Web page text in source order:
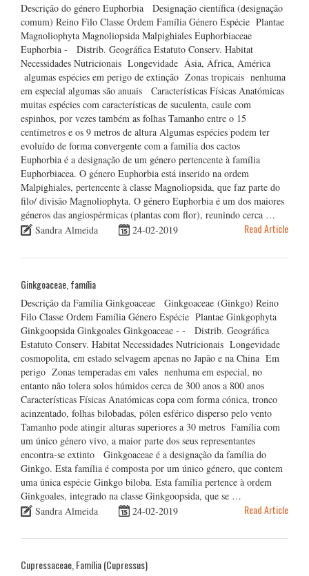
Descrição do género Euphorbia Designação científica (designação
comum) Reino Filo Classe Ordem Família Género Espécie Plantae
Magnoliophyta Magnoliopsida Malpighiales Euphorbiaceae
Euphorbia - Distrib. Geográfica Estatuto Conserv. Habitat
Necessidades Nutricionais Longevidade Ásia, África, América
algumas espécies em perigo de extinção Zonas tropicais nenhuma
em especial algumas são anuais Características Físicas Anatómicas
muitas espécies com características de suculenta, caule com
espinhos, por vezes também as folhas Tamanho entre o 15
centímetros e os 9 metros de altura Algumas espécies podem ter
evoluído de forma convergente com a familia dos cactos
Euphorbia é a designação de um género pertencente à família
Euphorbiacea. O género Euphorbia está inserido na ordem
Malpighiales, pertencente à classe Magnoliopsida, que faz parte do
filo/ divisão Magnoliophyta. O género Euphorbia é um dos maiores
géneros das angiospérmicas (plantas com flor), reunindo cerca …
Sandra Almeida
24-02-2019 Read Article
Ginkgoaceae, família
Descrição da Família Ginkgoaceae Ginkgoaceae (Ginkgo) Reino
Filo Classe Ordem Família Género Espécie Plantae Ginkgophyta
Ginkgoopsida Ginkgoales Ginkgoaceae - - Distrib. Geográfica
Estatuto Conserv. Habitat Necessidades Nutricionais Longevidade
cosmopolita, em estado selvagem apenas no Japão e na China Em
perigo Zonas temperadas em vales nenhuma em especial, no
entanto não tolera solos húmidos cerca de 300 anos a 800 anos
Características Físicas Anatómicas copa com forma cónica, tronco
acinzentado, folhas bilobadas, pólen esférico disperso pelo vento
Tamanho pode atingir alturas superiores a 30 metros Família com
um único género vivo, a maior parte dos seus representantes
encontra-se extinto Ginkgoaceae é a designação da família do
Ginkgo. Esta família é composta por um único género, que contem
uma única espécie Ginkgo biloba. Esta família pertence à ordem
Ginkgoales, integrado na classe Ginkgoopsida, que se …
Sandra Almeida
24-02-2019 Read Article
Cupressaceae, Família (Cupressus)